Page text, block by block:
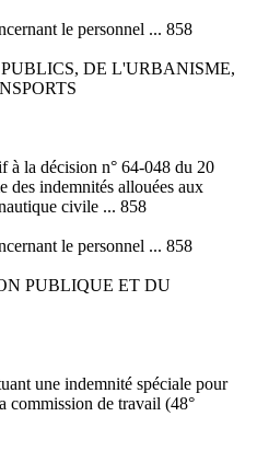
le personnel ... 858
DE L'URBANISME,
à la décision n° 64-048 du 20
des indemnités allouées aux
civile ... 858
le personnel ... 858
PUBLIQUE ET DU
une indemnité spéciale pour
commission de travail (48°